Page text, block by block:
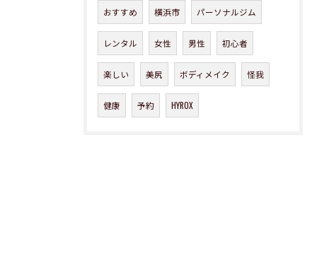
おすすめ 横浜市 パーソナルジム
レンタル 女性 男性 初心者
楽しい 美尻 ボディメイク 怪我
健康 予約 HYROX